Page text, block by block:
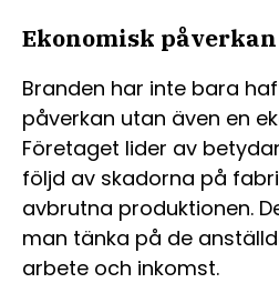
Ekonomisk påverkan
Branden har inte bara
påverkan utan även en
Företaget lider av
följd av skadorna på
avbrutna produktionen.
man tänka på de
arbete och inkomst.